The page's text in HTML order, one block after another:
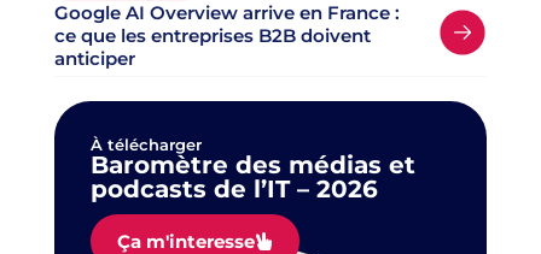
Google AI Overview arrive en France :
ce que les entreprises B2B doivent
anticiper
À télécharger
Baromètre des médias et
podcasts de l’IT – 2026
Ça m'interesse